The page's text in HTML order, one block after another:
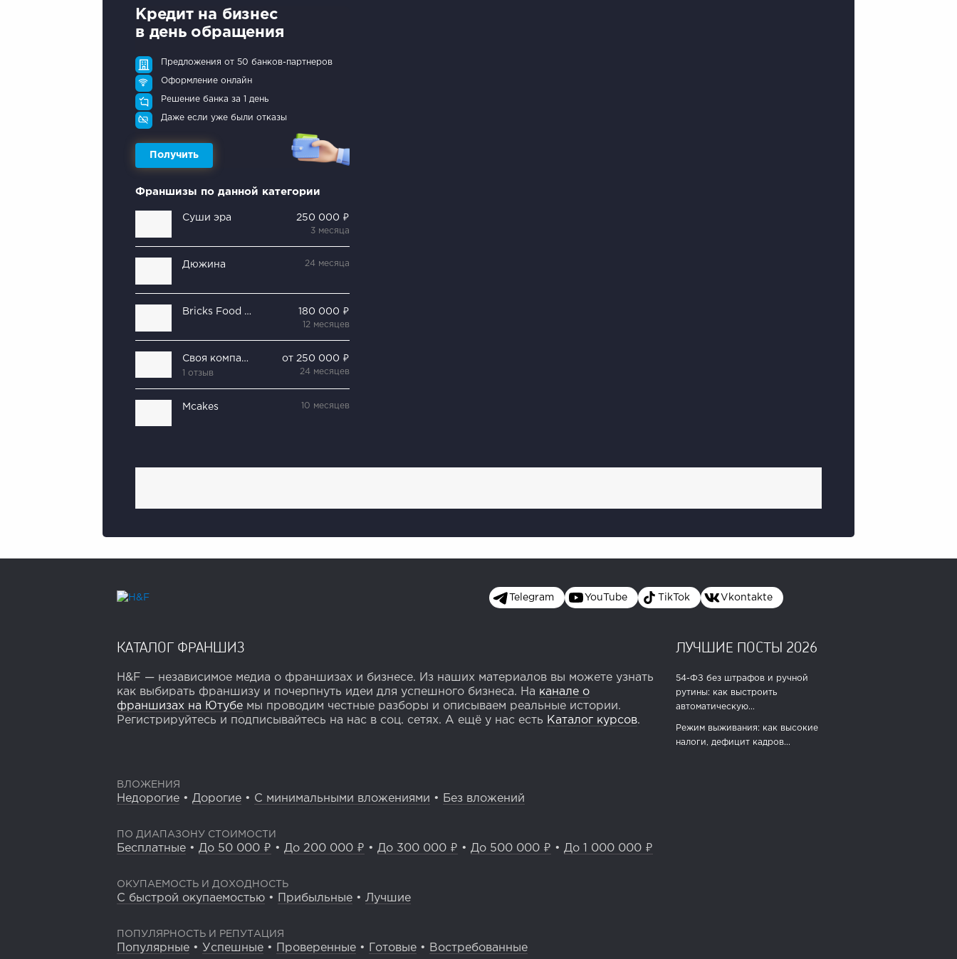
Кредит на бизнес
в день обращения
Предложения от 50 банков-партнеров
Оформление онлайн
Решение банка за 1 день
Даже если уже были отказы
Получить
Франшизы по данной категории
Суши эра 250 000 ₽
3 месяца
Дюжина 24 месяца
Bricks Food Mix 180 000 ₽
12 месяцев
Своя компания
1 отзыв
от 250 000 ₽
24 месяцев
Mcakes 10 месяцев
Telegram YouTube TikTok Vkontakte
КАТАЛОГ ФРАНШИЗ
H&F — независимое медиа о франшизах и бизнесе. Из наших материалов вы можете узнать
как выбирать франшизу и почерпнуть идеи для успешного бизнеса. На канале о
франшизах на Ютубе мы проводим честные разборы и описываем реальные истории.
Регистрируйтесь и подписывайтесь на нас в соц. сетях. А ещё у нас есть Каталог курсов.
ЛУЧШИЕ ПОСТЫ 2026
54-ФЗ без штрафов и ручной
рутины: как выстроить
автоматическую...
Режим выживания: как высокие
налоги, дефицит кадров...
ВЛОЖЕНИЯ
Недорогие • Дорогие • С минимальными вложениями • Без вложений
ПО ДИАПАЗОНУ СТОИМОСТИ
Бесплатные • До 50 000 ₽ • До 200 000 ₽ • До 300 000 ₽ • До 500 000 ₽ • До 1 000 000 ₽
ОКУПАЕМОСТЬ И ДОХОДНОСТЬ
С быстрой окупаемостью • Прибыльные • Лучшие
ПОПУЛЯРНОСТЬ И РЕПУТАЦИЯ
Популярные • Успешные • Проверенные • Готовые • Востребованные